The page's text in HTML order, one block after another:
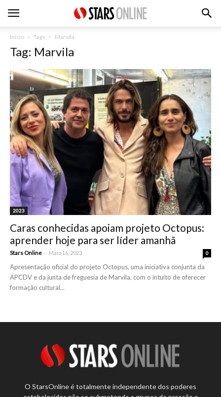
Inicio Tags Marvila
Tag: Marvila
2023
Caras conhecidas apoiam projeto Octopus:
aprender hoje para ser líder amanhã
Stars Online - Maio 16, 2023 0
Apresentação oficial do projeto Octopus, uma iniciativa conjunta da
APCDV e da junta de freguesia de Marvila, com o intuito de oferecer
formação cultural...
O StarsOnline é totalmente independente dos poderes